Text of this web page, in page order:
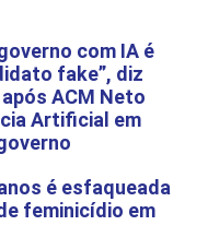
com IA é
fake”, diz
ACM Neto
Artificial em
é esfaqueada
feminicídio em